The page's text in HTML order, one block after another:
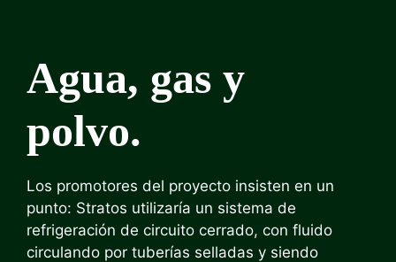
Agua, gas y
polvo.
Los promotores del proyecto insisten en un
punto: Stratos utilizaría un sistema de
refrigeración de circuito cerrado, con fluido
circulando por tuberías selladas y siendo